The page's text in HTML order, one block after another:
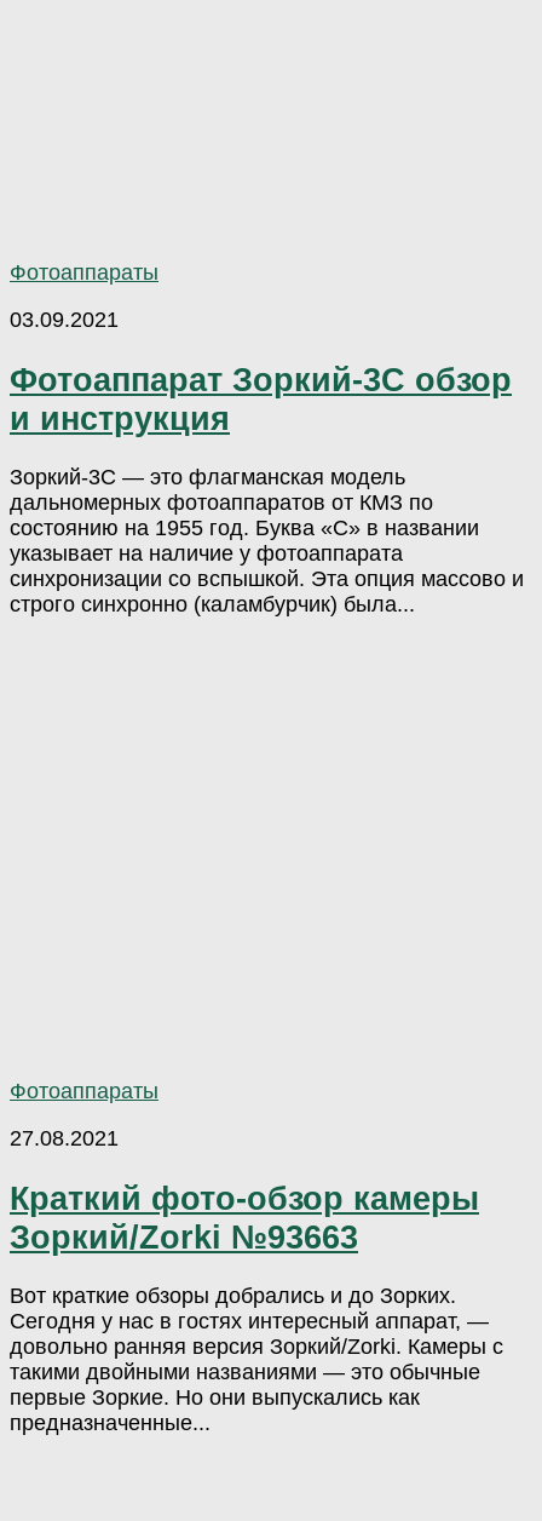
Фотоаппараты
03.09.2021
Фотоаппарат Зоркий-3С обзор
и инструкция
Зоркий-3С — это флагманская модель
дальномерных фотоаппаратов от КМЗ по
состоянию на 1955 год. Буква «С» в названии
указывает на наличие у фотоаппарата
синхронизации со вспышкой. Эта опция массово и
строго синхронно (каламбурчик) была...
Фотоаппараты
27.08.2021
Краткий фото-обзор камеры
Зоркий/Zorki №93663
Вот краткие обзоры добрались и до Зорких.
Сегодня у нас в гостях интересный аппарат, —
довольно ранняя версия Зоркий/Zorki. Камеры с
такими двойными названиями — это обычные
первые Зоркие. Но они выпускались как
предназначенные...